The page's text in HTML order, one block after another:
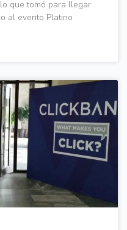
que tomó para llegar
al evento Platino